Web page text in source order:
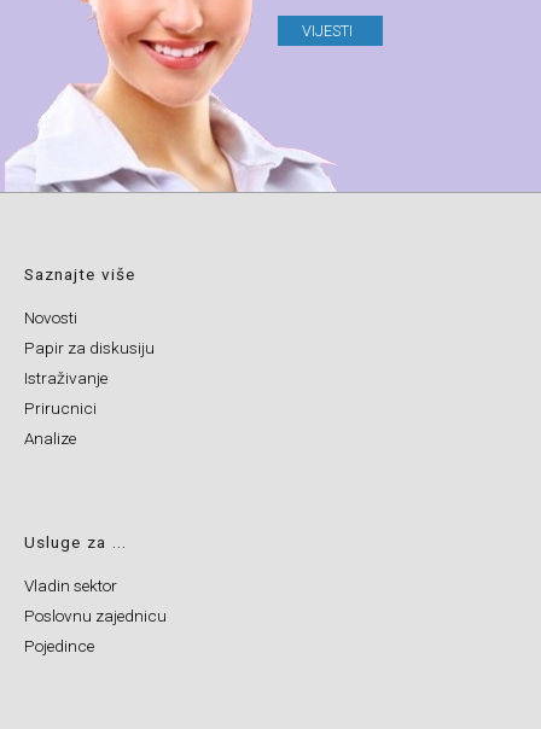
VIJESTI
Saznajte više
Novosti
Papir za diskusiju
Istraživanje
Prirucnici
Analize
Usluge za ...
Vladin sektor
Poslovnu zajednicu
Pojedince